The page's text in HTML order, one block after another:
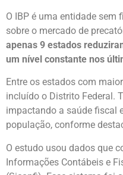
O IBP é uma entidade
sobre o mercado de
apenas 9 estados
um nível constante nos
Entre os estados com
incluído o Distrito Federal.
impactando a saúde fiscal
população, conforme
O estudo usou dados que
Informações Contábeis e